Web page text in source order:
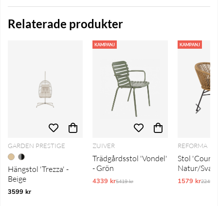
Relaterade produkter
GARDEN PRESTIGE
Hängstol 'Trezza' -
Beige
3599 kr
KAMPANJ
ZUIVER
Trädgårdsstol 'Vondel'
- Grön
4339 krOrdinarie pris:
5419 kr
KAMPANJ
REFORMA
Stol
Natur/Svart
1579 kr2249 kr